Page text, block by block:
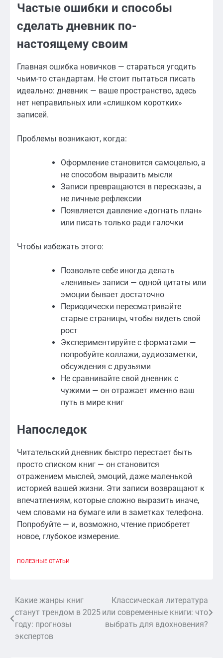
Частые ошибки и способы
сделать дневник по-
настоящему своим
Главная ошибка новичков — стараться угодить
чьим-то стандартам. Не стоит пытаться писать
идеально: дневник — ваше пространство, здесь
нет неправильных или «слишком коротких»
записей.
Проблемы возникают, когда:
Оформление становится самоцелью, а
не способом выразить мысли
Записи превращаются в пересказы, а
не личные рефлексии
Появляется давление «догнать план»
или писать только ради галочки
Чтобы избежать этого:
Позвольте себе иногда делать
«ленивые» записи — одной цитаты или
эмоции бывает достаточно
Периодически пересматривайте
старые страницы, чтобы видеть свой
рост
Экспериментируйте с форматами —
попробуйте коллажи, аудиозаметки,
обсуждения с друзьями
Не сравнивайте свой дневник с
чужими — он отражает именно ваш
путь в мире книг
Напоследок
Читательский дневник быстро перестает быть
просто списком книг — он становится
отражением мыслей, эмоций, даже маленькой
историей вашей жизни. Эти записи возвращают к
впечатлениям, которые сложно выразить иначе,
чем словами на бумаге или в заметках телефона.
Попробуйте — и, возможно, чтение приобретет
новое, глубокое измерение.
ПОЛЕЗНЫЕ СТАТЬИ
Навигация
по
записям
Какие жанры книг
станут трендом в 2025
году: прогнозы
экспертов
Классическая литература
или современные книги: что
выбрать для вдохновения?